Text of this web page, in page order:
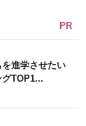
PR
を進学させたい
グTOP1...